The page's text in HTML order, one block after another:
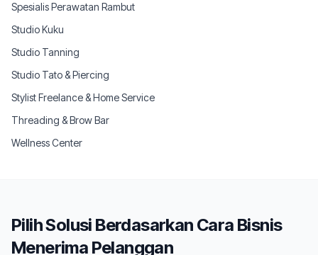
Spesialis Perawatan Rambut
Studio Kuku
Studio Tanning
Studio Tato & Piercing
Stylist Freelance & Home Service
Threading & Brow Bar
Wellness Center
Pilih Solusi Berdasarkan Cara Bisnis
Menerima Pelanggan